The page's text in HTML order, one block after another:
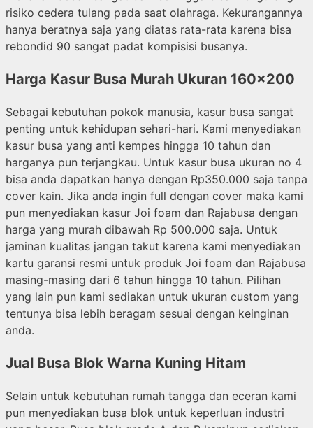
risiko cedera tulang pada saat olahraga. Kekurangannya
hanya beratnya saja yang diatas rata-rata karena bisa
rebondid 90 sangat padat kompisisi busanya.
Harga Kasur Busa Murah Ukuran 160×200
Sebagai kebutuhan pokok manusia, kasur busa sangat
penting untuk kehidupan sehari-hari. Kami menyediakan
kasur busa yang anti kempes hingga 10 tahun dan
harganya pun terjangkau. Untuk kasur busa ukuran no 4
bisa anda dapatkan hanya dengan Rp350.000 saja tanpa
cover kain. Jika anda ingin full dengan cover maka kami
pun menyediakan kasur Joi foam dan Rajabusa dengan
harga yang murah dibawah Rp 500.000 saja. Untuk
jaminan kualitas jangan takut karena kami menyediakan
kartu garansi resmi untuk produk Joi foam dan Rajabusa
masing-masing dari 6 tahun hingga 10 tahun. Pilihan
yang lain pun kami sediakan untuk ukuran custom yang
tentunya bisa lebih beragam sesuai dengan keinginan
anda.
Jual Busa Blok Warna Kuning Hitam
Selain untuk kebutuhan rumah tangga dan eceran kami
pun menyediakan busa blok untuk keperluan industri